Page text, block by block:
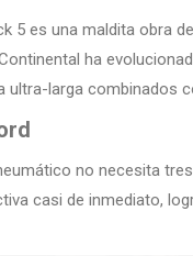
5 es una maldita obra
ha
larga combinados
no necesita
casi de inmediato,